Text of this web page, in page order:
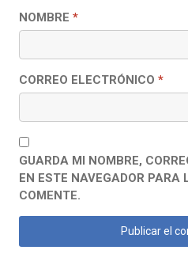
NOMBRE *
CORREO ELECTRÓNICO *
GUARDA MI NOMBRE,
EN ESTE NAVEGADOR PARA
COMENTE.